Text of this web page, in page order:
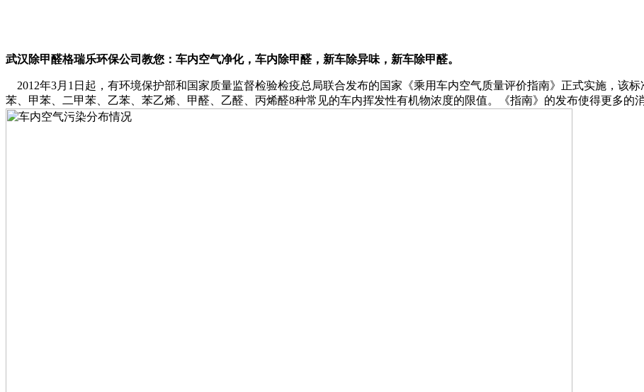
武汉除甲醛格瑞乐环保公司教您：车内空气净化，车内除甲醛，新车除异味，新车除甲醛。
2012年3月1日起，有环境保护部和国家质量监督检验检疫总局联合发布的国家《乘用车内空气质量评价指南》正式实施，该
苯、甲苯、二甲苯、乙苯、苯乙烯、甲醛、乙醛、丙烯醛8种常见的车内挥发性有机物浓度的限值。《指南》的发布使得更多的